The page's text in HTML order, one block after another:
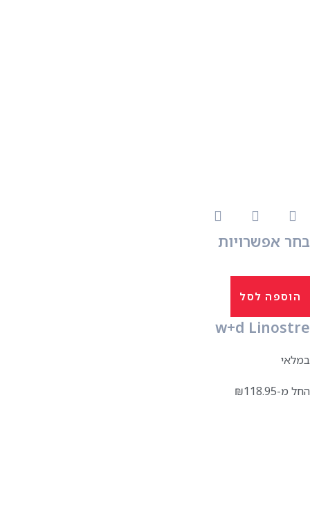
בחר אפשרויות
הוספה לסל
w+d Linostre
במלאי
החל מ- ₪118.95